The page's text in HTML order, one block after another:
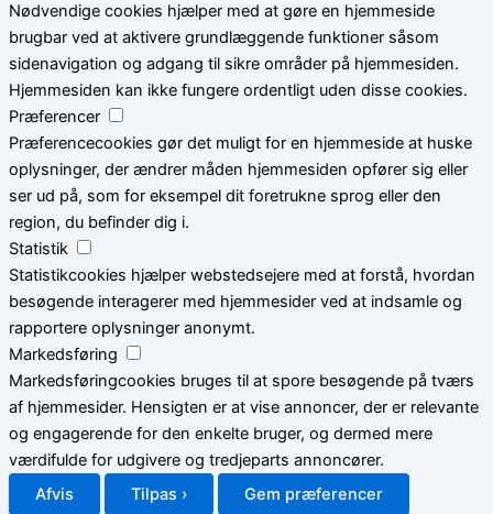
Nødvendige cookies hjælper med at gøre en hjemmeside
brugbar ved at aktivere grundlæggende funktioner såsom
sidenavigation og adgang til sikre områder på hjemmesiden.
Hjemmesiden kan ikke fungere ordentligt uden disse cookies.
Præferencer
Præferencecookies gør det muligt for en hjemmeside at huske
oplysninger, der ændrer måden hjemmesiden opfører sig eller
ser ud på, som for eksempel dit foretrukne sprog eller den
region, du befinder dig i.
Statistik
Statistikcookies hjælper webstedsejere med at forstå, hvordan
besøgende interagerer med hjemmesider ved at indsamle og
rapportere oplysninger anonymt.
Markedsføring
Markedsføringcookies bruges til at spore besøgende på tværs
af hjemmesider. Hensigten er at vise annoncer, der er relevante
og engagerende for den enkelte bruger, og dermed mere
værdifulde for udgivere og tredjeparts annoncører.
Afvis
Tilpas › Gem præferencer